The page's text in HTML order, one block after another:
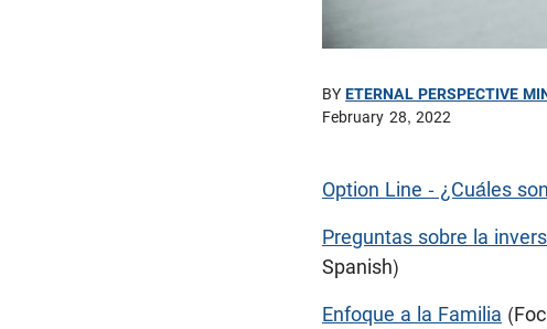
BYETERNAL PERSPECTIVE
February 28, 2022
Option Line - ¿Cuáles
Preguntas sobre la
Spanish)
Enfoque a la Familia